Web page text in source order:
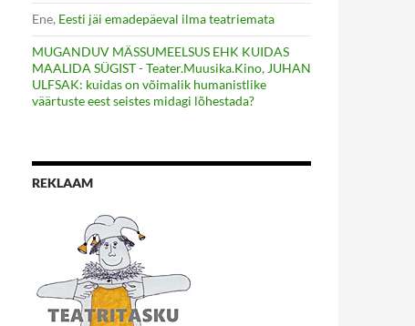
Ene, Eesti jäi emadepäeval ilma teatriemata
MUGANDUV MÄSSUMEELSUS EHK KUIDAS
MAALIDA SÜGIST - Teater.Muusika.Kino, JUHAN
ULFSAK: kuidas on võimalik humanistlike
väärtuste eest seistes midagi lõhestada?
REKLAAM